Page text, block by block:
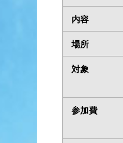
内容
場所
対象
参加費